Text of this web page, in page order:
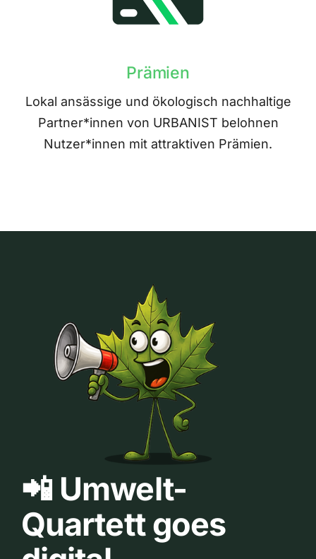
Prämien
Lokal ansässige und ökologisch nachhaltige
Partner*innen von URBANIST belohnen
Nutzer*innen mit attraktiven Prämien.
📲 Umwelt-
Quartett goes